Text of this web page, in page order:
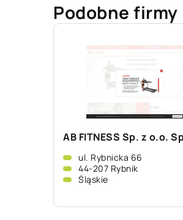
Podobne firmy
AB FITNESS Sp. z o.o.
ul. Rybnicka 66
44-207 Rybnik
Śląskie